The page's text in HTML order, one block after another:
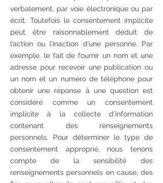
verbalement, par voie électronique ou par
écrit. Toutefois le consentement implicite
peut être raisonnablement déduit de
l’action ou l’inaction d’une personne. Par
exemple, le fait de fournir un nom et une
adresse pour recevoir une publication ou
un nom et un numéro de téléphone pour
obtenir une réponse à une question est
considéré comme un consentement
implicite à la collecte d’information
contenant des renseignements
personnels. Pour déterminer le type de
consentement approprié, nous tenons
compte de la sensibilité des
renseignements personnels en cause, des